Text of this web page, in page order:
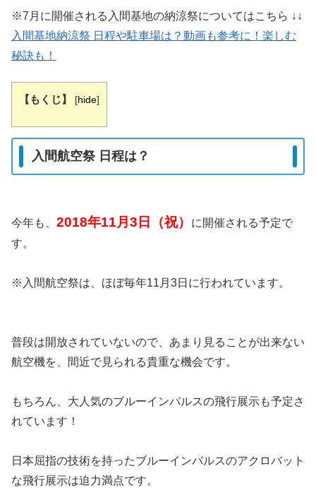
※7月に開催される入間基地の納涼祭についてはこちら ↓↓
入間基地納涼祭 日程や駐車場は？動画も参考に！楽しむ
秘訣も！
【もくじ】 [hide]
入間航空祭 日程は？
今年も、 2018年11月3日（祝）
に開催される予定で
す。
※入間航空祭は、ほぼ毎年11月3日に行われています。
普段は開放されていないので、あまり見ることが出来ない
航空機を、間近で見られる貴重な機会です。
もちろん、大人気のブルーインパルスの飛行展示も予定さ
れています！
日本屈指の技術を持ったブルーインパルスのアクロバット
な飛行展示は迫力満点です。